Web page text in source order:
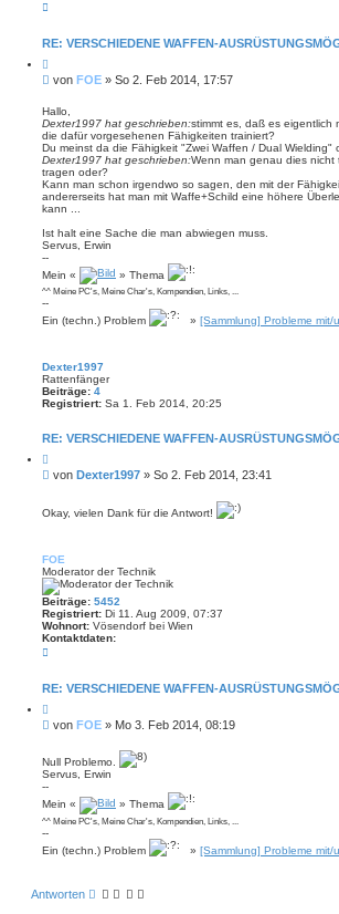
t
t
t
e
n
v
o
n
F
O
E
RE: VERSCHIEDENE WAFFEN-
i
t
e
r
e
n
B
i
t
r
a
g
von FOE » So 2. Feb 2014, 17:57
Hallo,
Dexter1997 hat geschrieben:stimmt es, daß es eigentlich
die dafür vorgesehenen Fähigkeiten trainiert?
Du meinst da die Fähigkeit "Zwei Waffen / Dual Wielding"
Dexter1997 hat geschrieben:Wenn man genau dies
tragen oder?
Kann man schon irgendwo so sagen, den mit der
andererseits hat man mit Waffe+Schild eine höhere
kann ...
Ist halt eine Sache die man abwiegen muss.
Servus, Erwin
--
Mein «
» Thema
^^ Meine PC's, Meine Char's, Kompendien, Links, ...
--
Ein (techn.) Problem
» [Sammlung] Probleme mit/
Dexter1997
Rattenfänger
Beiträge: 4
Registriert: Sa 1. Feb 2014, 20:25
RE: VERSCHIEDENE WAFFEN-
i
t
r
B
t
g
von Dexter1997 » So 2. Feb 2014, 23:41
Okay, vielen Dank für die Antwort!
FOE
Moderator der Technik
Beiträge: 5452
Registriert: Di 11. Aug 2009, 07:37
Wohnort: Vösendorf bei Wien
Kontaktdaten:
t
t
t
e
o
n
F
E
RE: VERSCHIEDENE WAFFEN-
i
t
r
e
n
B
t
a
g
von FOE » Mo 3. Feb 2014, 08:19
Null Problemo.
Servus, Erwin
--
Mein «
» Thema
^^ Meine PC's, Meine Char's, Kompendien, Links, ...
--
Ein (techn.) Problem
» [Sammlung] Probleme mit/
Antworten